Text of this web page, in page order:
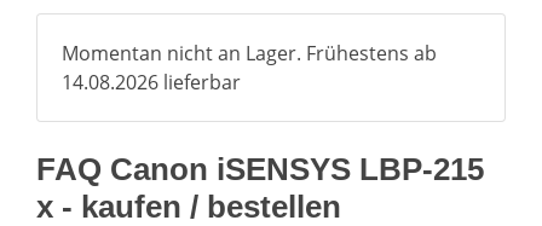
Momentan nicht an Lager. Frühestens ab
14.08.2026 lieferbar
FAQ Canon iSENSYS LBP-215
x - kaufen / bestellen